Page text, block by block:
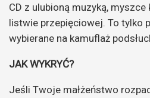
CD z ulubioną muzyką,
listwie przepięciowej. To tylko
wybierane na kamuflaż
JAK WYKRYĆ?
Jeśli Twoje małżeństwo